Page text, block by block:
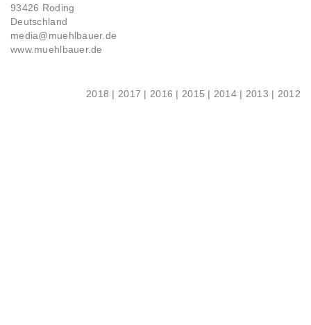
93426 Roding
Deutschland
media@muehlbauer.de
www.muehlbauer.de
2018 | 2017 | 2016 | 2015 | 2014 | 2013 | 2012